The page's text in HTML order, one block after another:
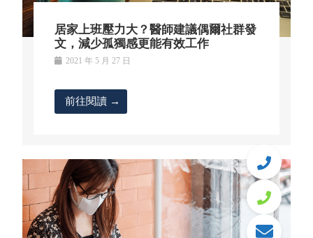
居家上班壓力大？醫師建議偶爾社群發
文，減少孤獨感更能有效工作
2021 年 5 月 27 日
前往閱讀 →